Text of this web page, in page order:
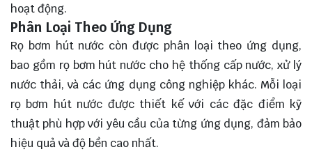
hoạt động.
Phân Loại Theo Ứng Dụng
Rọ bơm hút nước còn được phân loại theo ứng dụng,
bao gồm rọ bơm hút nước cho hệ thống cấp nước, xử lý
nước thải, và các ứng dụng công nghiệp khác. Mỗi loại
rọ bơm hút nước được thiết kế với các đặc điểm kỹ
thuật phù hợp với yêu cầu của từng ứng dụng, đảm bảo
hiệu quả và độ bền cao nhất.